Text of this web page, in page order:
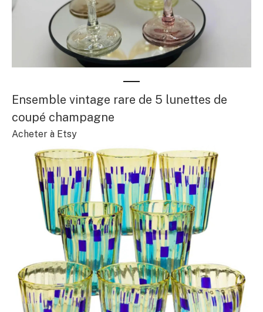
Ensemble vintage rare de 5 lunettes de
coupé champagne
Acheter à Etsy